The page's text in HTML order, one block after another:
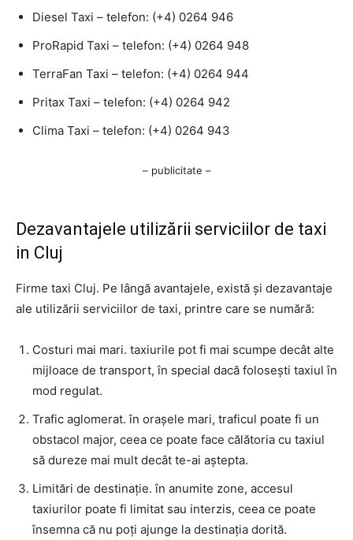
Diesel Taxi – telefon: (+4) 0264 946
ProRapid Taxi – telefon: (+4) 0264 948
TerraFan Taxi – telefon: (+4) 0264 944
Pritax Taxi – telefon: (+4) 0264 942
Clima Taxi – telefon: (+4) 0264 943
– publicitate –
Dezavantajele utilizării serviciilor de taxi
in Cluj
Firme taxi Cluj. Pe lângă avantajele, există și dezavantaje
ale utilizării serviciilor de taxi, printre care se numără:
Costuri mai mari. taxiurile pot fi mai scumpe decât alte
mijloace de transport, în special dacă folosești taxiul în
mod regulat.
Trafic aglomerat. în orașele mari, traficul poate fi un
obstacol major, ceea ce poate face călătoria cu taxiul
să dureze mai mult decât te-ai aștepta.
Limitări de destinație. în anumite zone, accesul
taxiurilor poate fi limitat sau interzis, ceea ce poate
însemna că nu poți ajunge la destinația dorită.